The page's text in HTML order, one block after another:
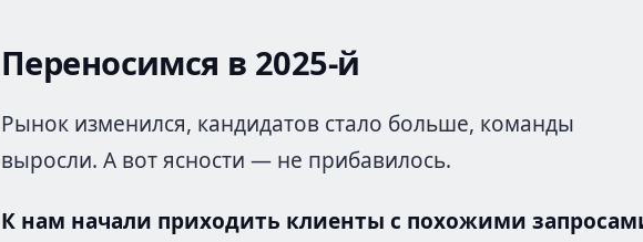
Переносимся в 2025-й
Рынок изменился, кандидатов стало больше, команды
выросли. А вот ясности — не прибавилось.
К нам начали приходить клиенты с похожими